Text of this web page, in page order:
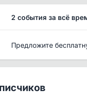
2 события за всё
Предложите